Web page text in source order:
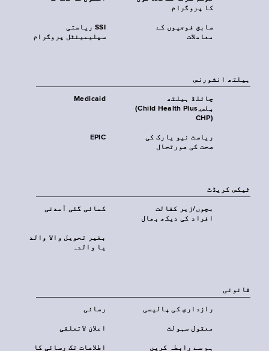
کا پروگرام
SSI ریاستی
سپلیمینٹل پروگرام
سابق فوجیوں کے
معاملات
‏ہیلتھ انشورنس
Medicaid
چائلڈ ہیلتھ
پلس‎(Child Health Plus,
CHP)‎
EPIC
ریاست نیو یارک کی
صحت کی صورتحال
ٹیکس کریڈٹ
کمائی گئی آمدنی
بچوں/زیر کفالت
افراد کی دیکھ بھال
بغیر تحویل والا والد
یا والدہ
قانونی
رسائی رازداری کی پالیسی
اعلان لاتعلقی معقول سہولت
اطلاعات تک رسائی کا
ہم سے رابطہ کریں